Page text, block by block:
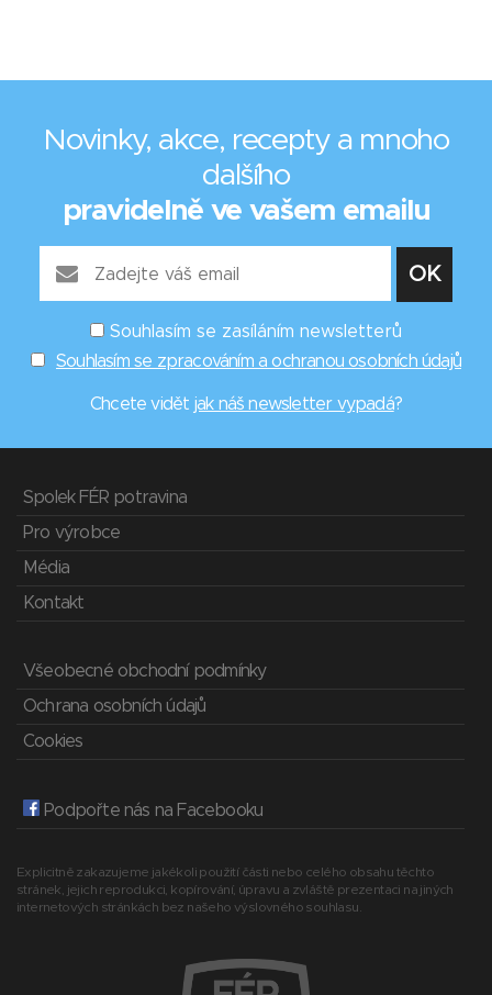
Novinky, akce, recepty a mnoho
dalšího
pravidelně ve vašem emailu
Souhlasím se zasíláním newsletterů
Souhlasím se zpracováním a ochranou osobních údajů
Chcete vidět jak náš newsletter vypadá?
Spolek FÉR potravina
Pro výrobce
Média
Kontakt
Všeobecné obchodní podmínky
Ochrana osobních údajů
Cookies
Podpořte nás na Facebooku
Explicitně zakazujeme jakékoli použití části nebo celého obsahu těchto
stránek, jejich reprodukci, kopírování, úpravu a zvláště prezentaci na jiných
internetových stránkách bez našeho výslovného souhlasu.